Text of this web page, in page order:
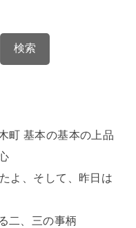
検索
町 基本の基本の上品
よ、そして、昨日は
二、三の事柄